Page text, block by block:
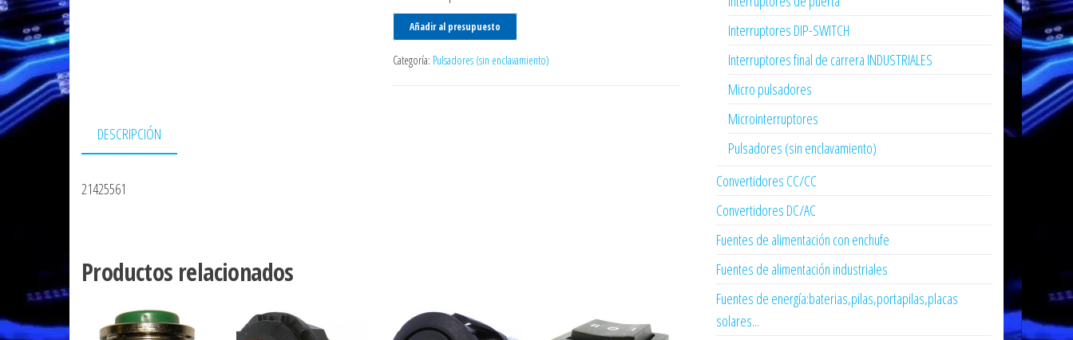
Añadir al presupuesto
Categoría: Pulsadores (sin enclavamiento)
DESCRIPCIÓN
21425561
Productos relacionados
Interruptores DIP-SWITCH
Interruptores final de carrera INDUSTRIALES
Micro pulsadores
Microinterruptores
Pulsadores (sin enclavamiento)
Convertidores CC/CC
Convertidores DC/AC
Fuentes de alimentación con enchufe
Fuentes de alimentación industriales
Fuentes de energía:baterias,pilas,portapilas,placas
solares...